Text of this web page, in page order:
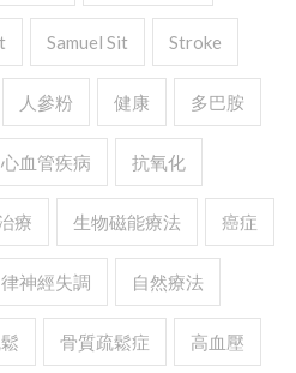
Samuel Sit Stroke
人參粉 健康 多巴胺
心血管疾病 抗氧化
療 生物磁能療法 癌症
神經失調 自然療法
骨質疏鬆症 高血壓